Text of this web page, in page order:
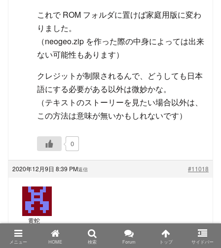
これで ROM フォルダに置けば家庭用版に変わ
りました。
（neogeo.zip を作った際の中身によっては出来
ない可能性もあります）
クレジットが制限されるんで、どうしても日本
語にする必要がある以外は微妙かな。
（テキストのストーリーを見たい場合以外は、
この方法は意味が無いかもしれないです）
0
2020年12月9日 8:39 PM #11018
返信
黄蛇
TRIMUI Model S、PowKiddyさん名義の物もシタンさ
メニュー HOME 検索 Forum トップ サイドバー